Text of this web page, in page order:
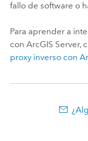
fallo de software o
Para aprender a
con ArcGIS Server,
proxy inverso con